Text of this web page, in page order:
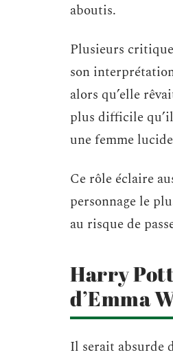
aboutis.
Plusieurs
son
alors qu’elle
plus difficile
une femme
Ce rôle éclaire
personnage le
au risque de
Harry
d’Emma
Il serait absurde